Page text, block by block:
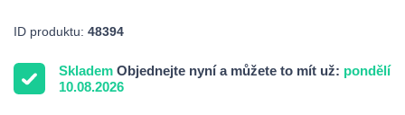
ID produktu: 48394
Skladem Objednejte nyní a můžete to mít už: pondělí
10.08.2026